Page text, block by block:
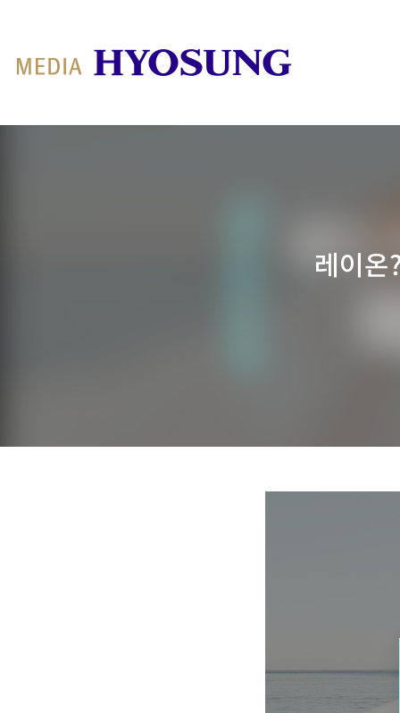
MY FRIEND HYOSUNG
레이온